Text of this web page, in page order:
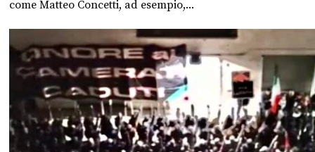
come Matteo Concetti, ad esempio,...